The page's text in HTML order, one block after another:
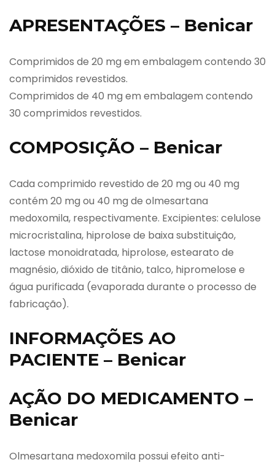
APRESENTAÇÕES – Benicar
Comprimidos de 20 mg em embalagem contendo 30
comprimidos revestidos.
Comprimidos de 40 mg em embalagem contendo
30 comprimidos revestidos.
COMPOSIÇÃO – Benicar
Cada comprimido revestido de 20 mg ou 40 mg
contém 20 mg ou 40 mg de olmesartana
medoxomila, respectivamente. Excipientes: celulose
microcristalina, hiprolose de baixa substituição,
lactose monoidratada, hiprolose, estearato de
magnésio, dióxido de titânio, talco, hipromelose e
água purificada (evaporada durante o processo de
fabricação).
INFORMAÇÕES AO
PACIENTE – Benicar
AÇÃO DO MEDICAMENTO –
Benicar
Olmesartana medoxomila possui efeito anti-